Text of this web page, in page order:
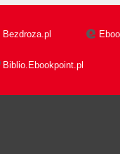
Bezdroza.pl
Biblio.Ebookpoint.pl